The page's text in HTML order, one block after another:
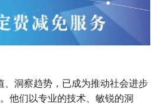
洞察趋势，已成为推动社会进步
他们以专业的技术、敏锐的洞